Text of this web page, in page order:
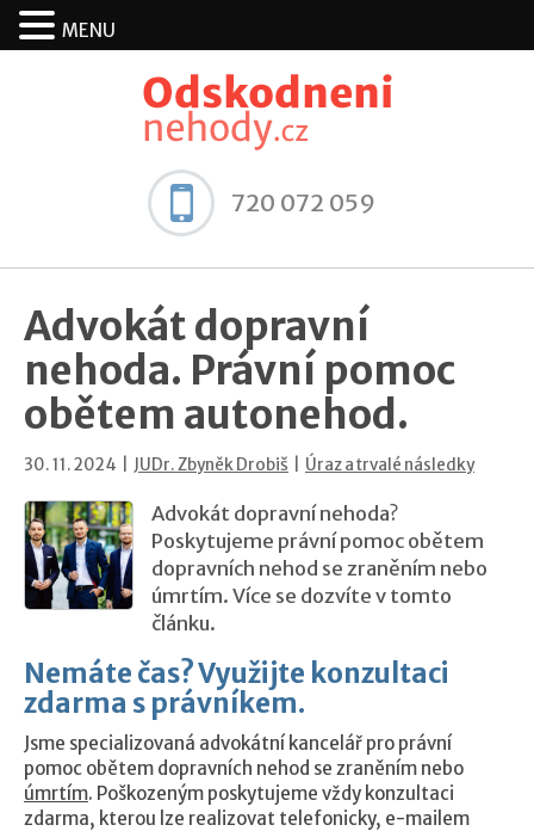
720 072 059
Advokát dopravní
nehoda. Právní pomoc
obětem autonehod.
30. 11. 2024 | JUDr. Zbyněk Drobiš Úraz a trvalé následky
Advokát dopravní nehoda?
Poskytujeme právní pomoc obětem
dopravních nehod se zraněním nebo
úmrtím. Více se dozvíte v tomto
článku.
Nemáte čas? Využijte konzultaci
zdarma s právníkem.
Jsme specializovaná advokátní kancelář pro právní
pomoc obětem dopravních nehod se zraněním nebo
úmrtím. Poškozeným poskytujeme vždy konzultaci
zdarma, kterou lze realizovat telefonicky, e-mailem
MENU